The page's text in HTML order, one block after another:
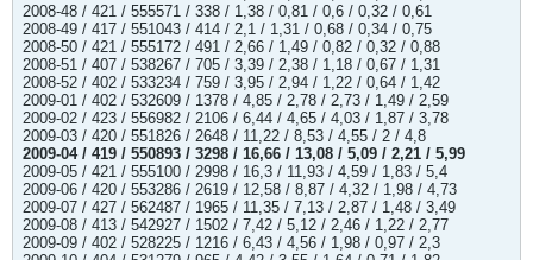
2008-48 / 421 / 555571 / 338 / 1,38 / 0,81 / 0,6 / 0,32 / 0,61
2008-49 / 417 / 551043 / 414 / 2,1 / 1,31 / 0,68 / 0,34 / 0,75
2008-50 / 421 / 555172 / 491 / 2,66 / 1,49 / 0,82 / 0,32 / 0,88
2008-51 / 407 / 538267 / 705 / 3,39 / 2,38 / 1,18 / 0,67 / 1,31
2008-52 / 402 / 533234 / 759 / 3,95 / 2,94 / 1,22 / 0,64 / 1,42
2009-01 / 402 / 532609 / 1378 / 4,85 / 2,78 / 2,73 / 1,49 / 2,59
2009-02 / 423 / 556982 / 2106 / 6,44 / 4,65 / 4,03 / 1,87 / 3,78
2009-03 / 420 / 551826 / 2648 / 11,22 / 8,53 / 4,55 / 2 / 4,8
2009-04 / 419 / 550893 / 3298 / 16,66 / 13,08 / 5,09 / 2,21 / 5,99
2009-05 / 421 / 555100 / 2998 / 16,3 / 11,93 / 4,59 / 1,83 / 5,4
2009-06 / 420 / 553286 / 2619 / 12,58 / 8,87 / 4,32 / 1,98 / 4,73
2009-07 / 427 / 562487 / 1965 / 11,35 / 7,13 / 2,87 / 1,48 / 3,49
2009-08 / 413 / 542927 / 1502 / 7,42 / 5,12 / 2,46 / 1,22 / 2,77
2009-09 / 402 / 528225 / 1216 / 6,43 / 4,56 / 1,98 / 0,97 / 2,3